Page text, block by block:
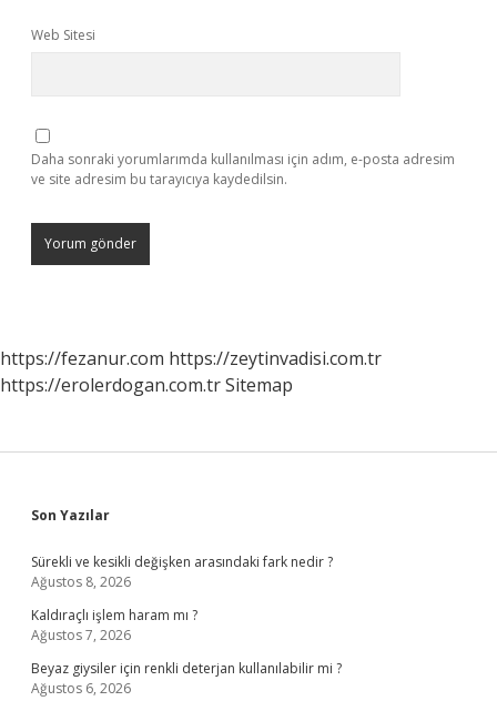
Web Sitesi
Daha sonraki yorumlarımda kullanılması için adım, e-posta adresim
ve site adresim bu tarayıcıya kaydedilsin.
https://fezanur.com https://zeytinvadisi.com.tr
https://erolerdogan.com.trSitemap
Sidebar
Son Yazılar
Sürekli ve kesikli değişken arasındaki fark nedir ?
Ağustos 8, 2026
Kaldıraçlı işlem haram mı ?
Ağustos 7, 2026
Beyaz giysiler için renkli deterjan kullanılabilir mi ?
Ağustos 6, 2026